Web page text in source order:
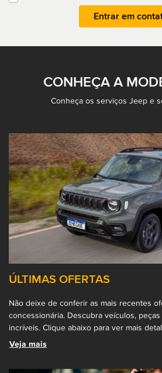
Entrar em
CONHEÇA A
Conheça os serviços Jeep e
ÚLTIMAS OFERTAS
Não deixe de conferir as mais recentes
concessionária. Descubra veículos,
incríveis. Clique abaixo para ver mais
Veja mais